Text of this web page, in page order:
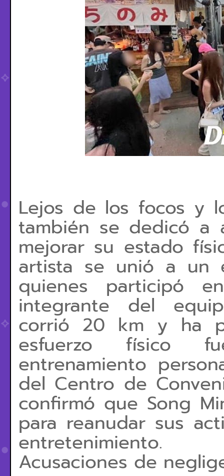
Lejos de los focos y
también se dedicó a
mejorar su estado
artista se unió a un
quienes participó
integrante del
corrió 20 km y ha
esfuerzo físico
entrenamiento
del Centro de
confirmó que Song
para reanudar sus
entretenimiento.
Acusaciones de